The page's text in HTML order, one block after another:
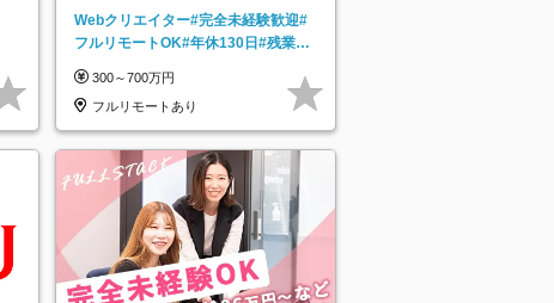
Webクリエイター#完全未経験歓迎#
フルリモートOK#年休130日#残業月
300～700万円
フルリモートあり